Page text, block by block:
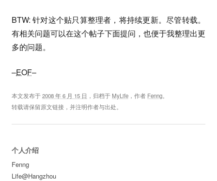
BTW: 针对这个贴只算整理者，将持续更新。尽管转载。
有相关问题可以在这个帖子下面提问，也便于我整理出更
多的问题。
–EOF–
本文发布于2008 年 6 月 15 日 ，归档于 MyLife ，作者 Fenng。
转载请保留原文链接，并注明作者与出处。
个人介绍
Fenng
Life@Hangzhou